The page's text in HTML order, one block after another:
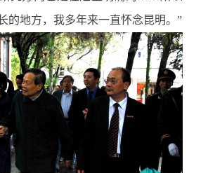
的地方，我多年来一直怀念昆明。”